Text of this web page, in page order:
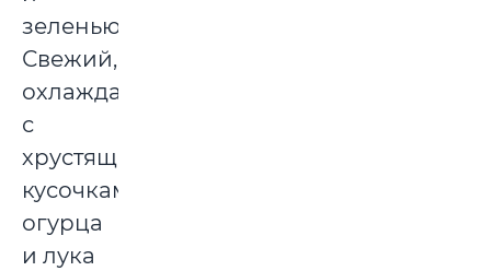
зеленью.
Свежий,
охлаждающий,
с
хрустящими
кусочками
огурца
и лука